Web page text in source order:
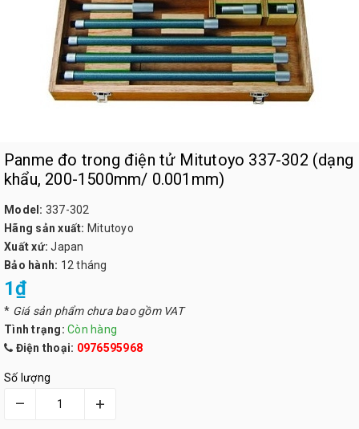
Panme đo trong điện tử Mitutoyo 337-302 (dạng
khẩu, 200-1500mm/ 0.001mm)
Model: 337-302
Hãng sản xuất: Mitutoyo
Xuất xứ: Japan
Bảo hành: 12 tháng
1₫
* Giá sản phẩm chưa bao gồm VAT
Tình trạng: Còn hàng
Điện thoại: 0976595968
Số lượng
– +